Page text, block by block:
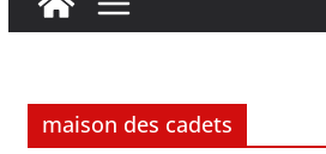
maison des cadets